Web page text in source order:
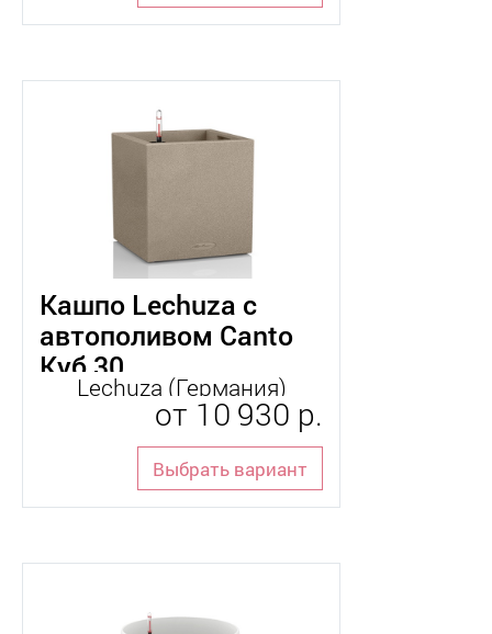
Кашпо Lechuza с
автополивом Canto
Куб 30
Lechuza (Германия)
от 10 930 р.
Выбрать вариант